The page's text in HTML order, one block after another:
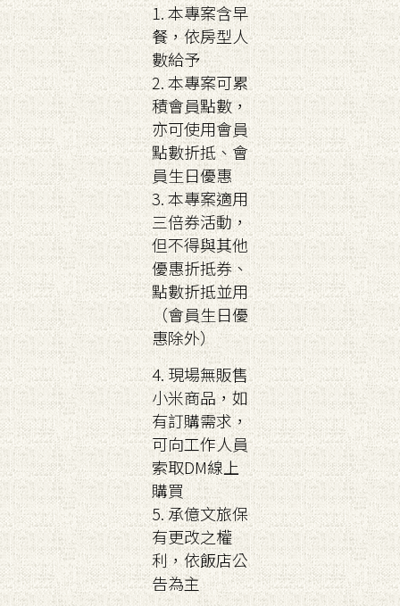
1. 本專案含早
餐，依房型人
數給予
2. 本專案可累
積會員點數，
亦可使用會員
點數折抵、會
員生日優惠
3. 本專案適用
三倍券活動，
但不得與其他
優惠折抵券、
點數折抵並用
（會員生日優
惠除外）
4. 現場無販售
小米商品，如
有訂購需求，
可向工作人員
索取DM線上
購買
5. 承億文旅保
有更改之權
利，依飯店公
告為主